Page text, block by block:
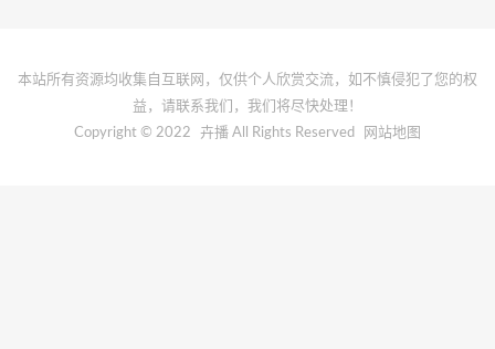
本站所有资源均收集自互联网，仅供个人欣赏交流，如不慎侵犯了您的权
益，请联系我们，我们将尽快处理！
Copyright © 2022
卉播 All Rights Reserved 网站地图